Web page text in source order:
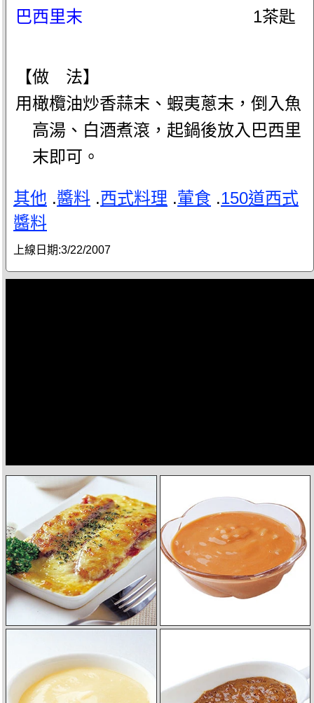
巴西里末
1茶匙
【做 法】
用橄欖油炒香蒜末、蝦夷蔥末，倒入魚
高湯、白酒煮滾，起鍋後放入巴西里
末即可。
其他 .醬料 .西式料理 .葷食 .150道西式
醬料
上線日期:3/22/2007